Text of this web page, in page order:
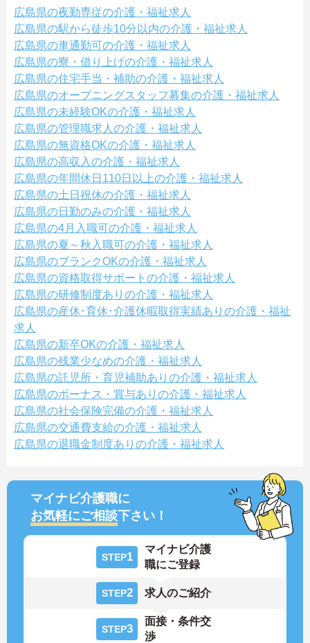
広島県の夜勤専従の介護・福祉求人
広島県の駅から徒歩10分以内の介護・福祉求人
広島県の車通勤可の介護・福祉求人
広島県の寮・借り上げの介護・福祉求人
広島県の住宅手当・補助の介護・福祉求人
広島県のオープニングスタッフ募集の介護・福祉求人
広島県の未経験OKの介護・福祉求人
広島県の管理職求人の介護・福祉求人
広島県の無資格OKの介護・福祉求人
広島県の高収入の介護・福祉求人
広島県の年間休日110日以上の介護・福祉求人
広島県の土日祝休の介護・福祉求人
広島県の日勤のみの介護・福祉求人
広島県の4月入職可の介護・福祉求人
広島県の夏～秋入職可の介護・福祉求人
広島県のブランクOKの介護・福祉求人
広島県の資格取得サポートの介護・福祉求人
広島県の研修制度ありの介護・福祉求人
広島県の産休･育休･介護休暇取得実績ありの介護・福祉
求人
広島県の新卒OKの介護・福祉求人
広島県の残業少なめの介護・福祉求人
広島県の託児所・育児補助ありの介護・福祉求人
広島県のボーナス・賞与ありの介護・福祉求人
広島県の社会保険完備の介護・福祉求人
広島県の交通費支給の介護・福祉求人
広島県の退職金制度ありの介護・福祉求人
マイナビ介護職に
お気軽にご相談下さい！
STEP1
マイナビ介護
職にご登録
STEP2 求人のご紹介
STEP3
面接・条件交
渉